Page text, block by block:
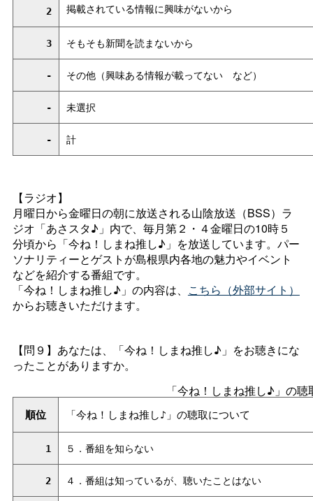
2 掲載されている情報に興味がないから
3 そもそも新聞を読まないから
- その他（興味ある情報が載ってない など）
- 未選択
- 計
【ラジオ】
月曜日から金曜日の朝に放送される山陰放送（BSS）ラ
ジオ「あさスタ♪」内で、毎月第２・４金曜日の10時５
分頃から「今ね！しまね推し♪」を放送しています。パー
ソナリティーとゲストが島根県内各地の魅力やイベント
などを紹介する番組です。
「今ね！しまね推し♪」の内容は、 こちら（外部サイト）
からお聴きいただけます。
【問９】あなたは、「今ね！しまね推し♪」をお聴きにな
ったことがありますか。
「今ね！しまね推し♪」の
順位 「今ね！しまね推し♪」の聴取について
1 ５．番組を知らない
2 ４．番組は知っているが、聴いたことはない